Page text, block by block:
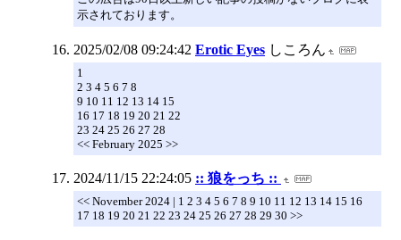
示されております。
2025/02/08 09:24:42 Erotic Eyes しころん
1
2 3 4 5 6 7 8
9 10 11 12 13 14 15
16 17 18 19 20 21 22
23 24 25 26 27 28
<< February 2025 >>
2024/11/15 22:24:05 :: 狼をっち ::
<< November 2024 | 1 2 3 4 5 6 7 8 9 10 11 12 13 14 15 16
17 18 19 20 21 22 23 24 25 26 27 28 29 30 >>